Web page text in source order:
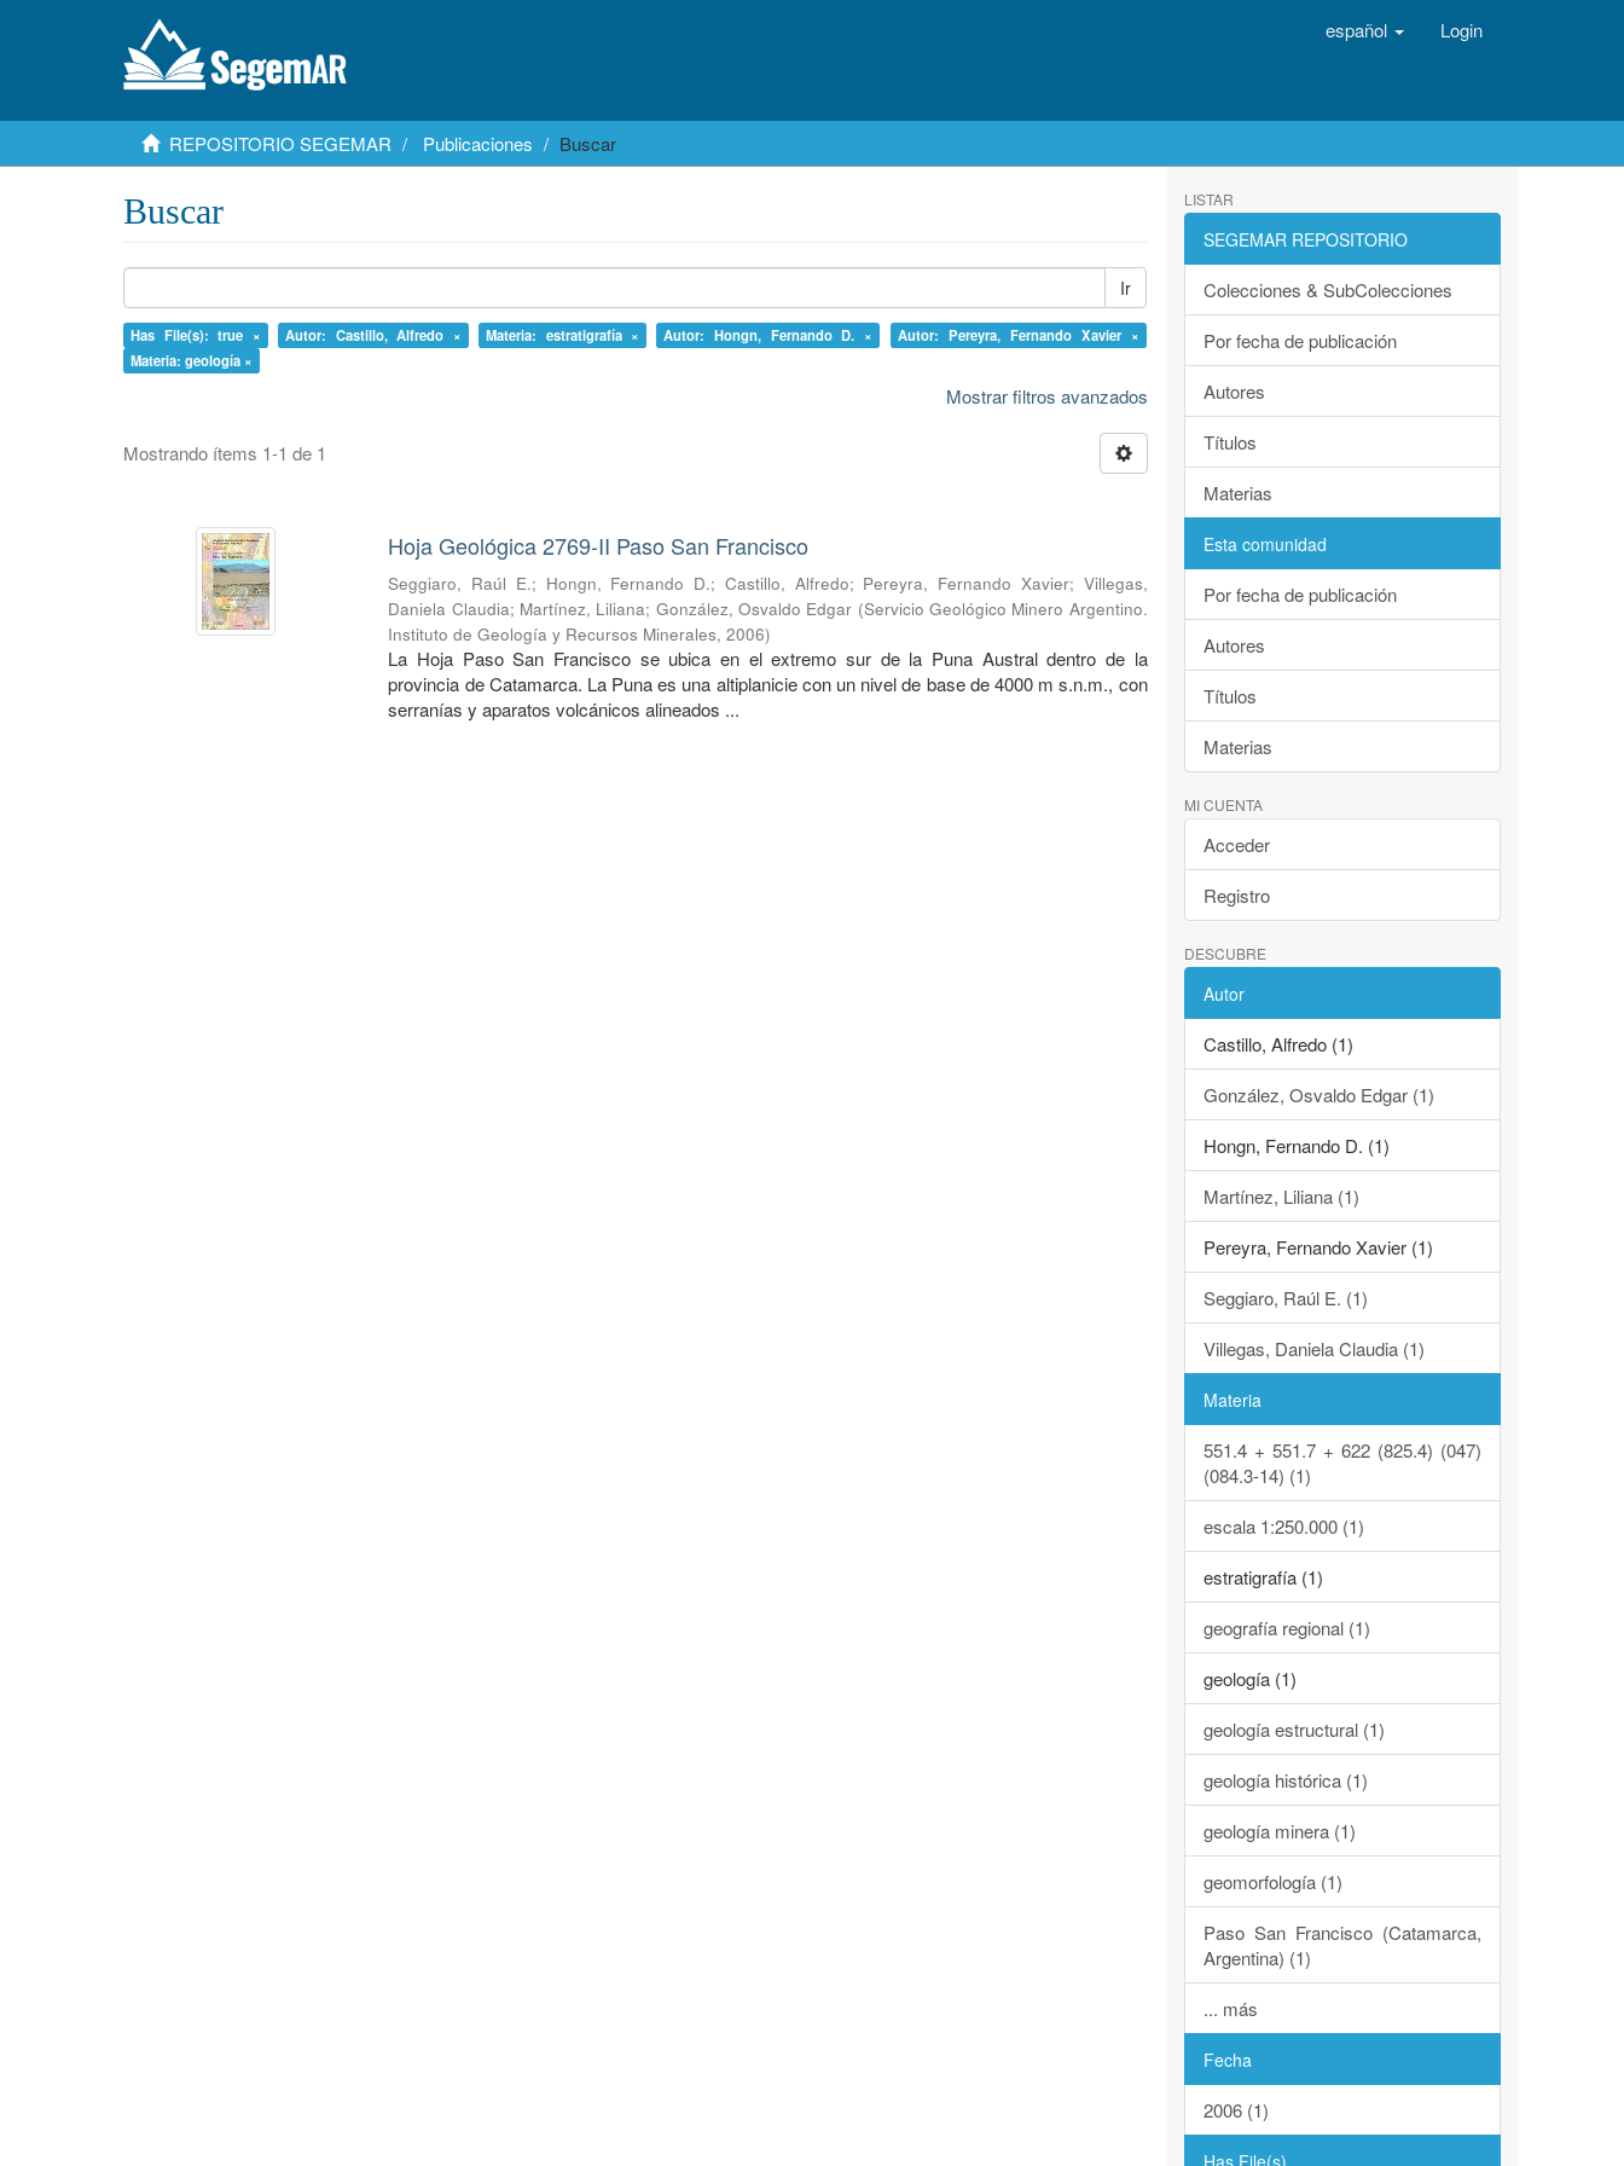
español Login
REPOSITORIO SEGEMAR Publicaciones Buscar
Buscar
Ir
Has File(s): true × Autor: Castillo, Alfredo × Materia: estratigrafía × Autor: Hongn, Fernando D. ×
Autor: Pereyra, Fernando Xavier ×
Materia: geología ×
Mostrar filtros avanzados
Mostrando ítems 1-1 de 1
Hoja Geológica 2769-II Paso San Francisco
Seggiaro, Raúl E.; Hongn, Fernando D.; Castillo, Alfredo; Pereyra, Fernando Xavier; Villegas,
Daniela Claudia; Martínez, Liliana; González, Osvaldo Edgar (Servicio Geológico Minero Argentino.
Instituto de Geología y Recursos Minerales,2006)
La Hoja Paso San Francisco se ubica en el extremo sur de la Puna Austral dentro de la
provincia de Catamarca. La Puna es una altiplanicie con un nivel de base de 4000 m s.n.m., con
serranías y aparatos volcánicos alineados ...
LISTAR
SEGEMAR REPOSITORIO
Colecciones & SubColecciones
Por fecha de publicación
Autores
Títulos
Materias
Esta comunidad
Por fecha de publicación
Autores
Títulos
Materias
MI CUENTA
Acceder
Registro
DESCUBRE
Autor
Castillo, Alfredo (1)
González, Osvaldo Edgar (1)
Hongn, Fernando D. (1)
Martínez, Liliana (1)
Pereyra, Fernando Xavier (1)
Seggiaro, Raúl E. (1)
Villegas, Daniela Claudia (1)
Materia
551.4 + 551.7 + 622 (825.4) (047)
(084.3-14) (1)
escala 1:250.000 (1)
estratigrafía (1)
geografía regional (1)
geología (1)
geología estructural (1)
geología histórica (1)
geología minera (1)
geomorfología (1)
Paso San Francisco (Catamarca,
Argentina) (1)
... más
Fecha
2006 (1)
Has File(s)